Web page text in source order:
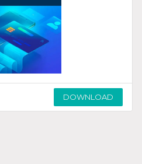
DOWNLOAD